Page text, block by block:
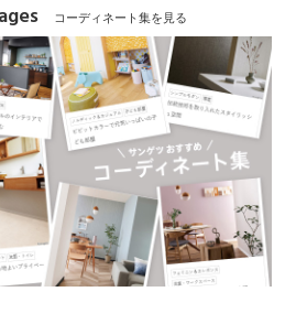
コーディネート集を見る